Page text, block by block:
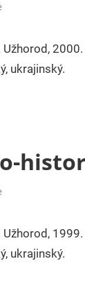
ukrajinský.
ukrajinský.